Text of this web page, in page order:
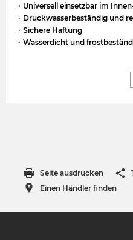
Universell einsetzbar im
Druckwasserbeständig und
Sichere Haftung
Wasserdicht und
Seite ausdrucken
Einen Händler finden